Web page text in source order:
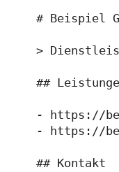
# Beispiel
>
##
- https://
- https://
## Kontakt